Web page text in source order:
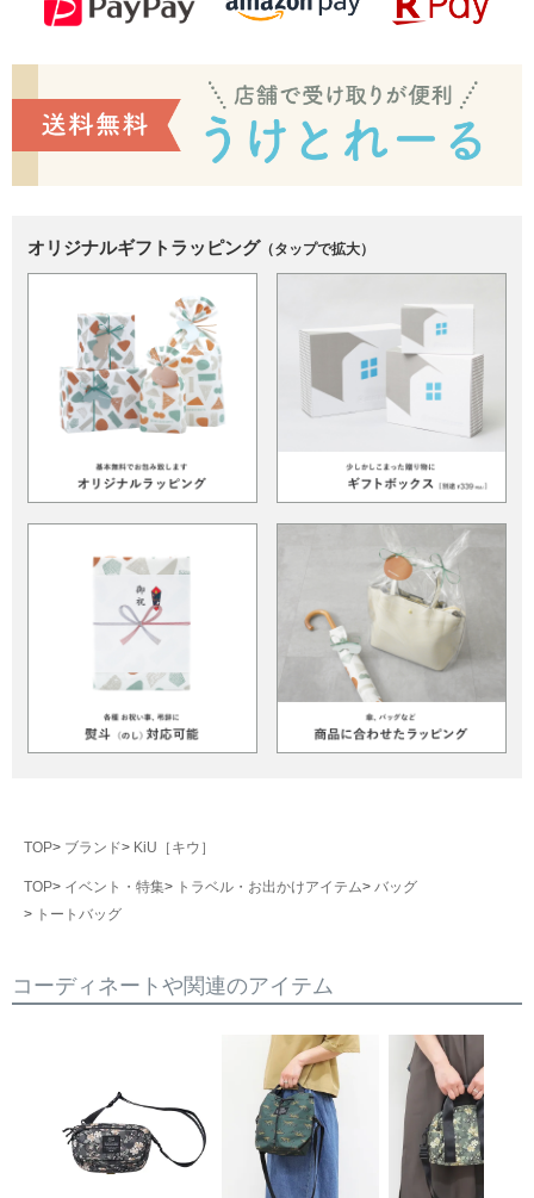
オリジナルギフトラッピング （タップで拡大）
TOP ブランド KiU［キウ］
TOP イベント・特集 トラベル・お出かけアイテム
バッグ
トートバッグ
コーディネートや関連のアイテム